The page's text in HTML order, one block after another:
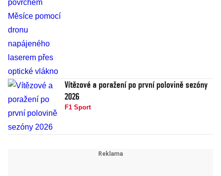
Vítězové a poražení po první polovině sezóny
2026
F1 Sport